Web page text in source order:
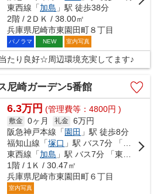
東西線「加島 」駅 徒歩38分
2階 / 2ＤＫ / 38.00㎡
兵庫県尼崎市東園田町８丁目
パノラマ NEW 室内写真
たり良好☆周辺環境充実してます♪
尼崎ガーデン5番館
6.3万円 (管理費等：4800円 )
敷金 0ヶ月 礼金 6万円
阪急神戸本線「園田 」駅 徒歩8分
福知山線「塚口 」駅 バス7分 「阪急園田〔南〕」 停歩9分
東西線「加島 」駅 バス7分 「東園田８丁目」 停歩7分
1階 / 1Ｋ / 30.47㎡
兵庫県尼崎市東園田町６丁目
室内写真